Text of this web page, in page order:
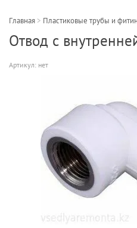
Главная > Пластиковые трубы и
Отвод с
Артикул: нет